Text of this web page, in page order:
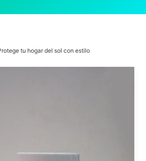
tu hogar del sol con estilo